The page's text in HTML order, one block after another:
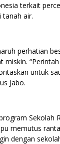
terkait
tanah air.
perhatian
miskin.
untuk
Jabo.
Sekolah
memutus
dengan